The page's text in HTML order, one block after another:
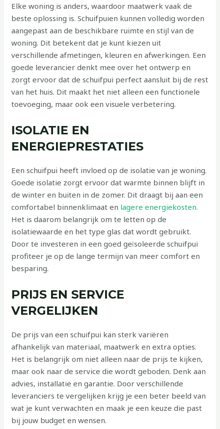
Elke woning is anders, waardoor maatwerk vaak de
beste oplossing is. Schuifpuien kunnen volledig worden
aangepast aan de beschikbare ruimte en stijl van de
woning. Dit betekent dat je kunt kiezen uit
verschillende afmetingen, kleuren en afwerkingen. Een
goede leverancier denkt mee over het ontwerp en
zorgt ervoor dat de schuifpui perfect aansluit bij de rest
van het huis. Dit maakt het niet alleen een functionele
toevoeging, maar ook een visuele verbetering.
ISOLATIE EN
ENERGIEPRESTATIES
Een schuifpui heeft invloed op de isolatie van je woning.
Goede isolatie zorgt ervoor dat warmte binnen blijft in
de winter en buiten in de zomer. Dit draagt bij aan een
comfortabel binnenklimaat en lagere energiekosten.
Het is daarom belangrijk om te letten op de
isolatiewaarde en het type glas dat wordt gebruikt.
Door te investeren in een goed geïsoleerde schuifpui
profiteer je op de lange termijn van meer comfort en
besparing.
PRIJS EN SERVICE
VERGELIJKEN
De prijs van een schuifpui kan sterk variëren
afhankelijk van materiaal, maatwerk en extra opties.
Het is belangrijk om niet alleen naar de prijs te kijken,
maar ook naar de service die wordt geboden. Denk aan
advies, installatie en garantie. Door verschillende
leveranciers te vergelijken krijg je een beter beeld van
wat je kunt verwachten en maak je een keuze die past
bij jouw budget en wensen.